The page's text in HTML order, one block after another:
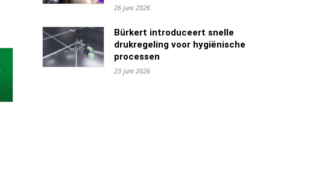
26 juni 2026
Bürkert introduceert snelle
drukregeling voor hygiënische
processen
23 juni 2026